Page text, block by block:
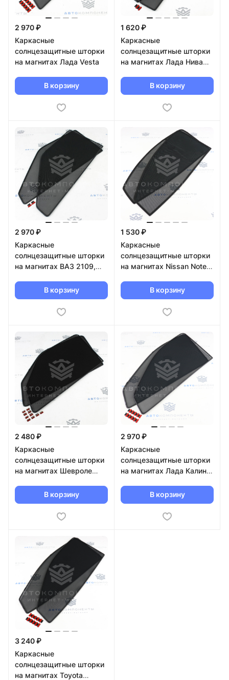
2 970 ₽
Каркасные
солнцезащитные шторки
на магнитах Лада Vesta
В корзину
1 620 ₽
Каркасные
солнцезащитные шторки
на магнитах Лада Нива
В корзину
2 970 ₽
Каркасные
солнцезащитные шторки
на магнитах ВАЗ 2109,
В корзину
1 530 ₽
Каркасные
солнцезащитные шторки
на магнитах Nissan Note
В корзину
2 480 ₽
Каркасные
солнцезащитные шторки
на магнитах Шевроле
В корзину
2 970 ₽
Каркасные
солнцезащитные шторки
на магнитах Лада Калина,
В корзину
3 240 ₽
Каркасные
солнцезащитные шторки
на магнитах Toyota